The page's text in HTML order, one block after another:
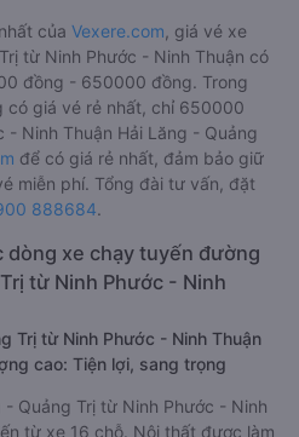
của Vexere.com , giá vé xe
từ Ninh Phước - Ninh Thuận có
đồng - 650000 đồng. Trong
có giá vé rẻ nhất, chỉ 650000
Ninh Thuận Hải Lăng - Quảng
để có giá rẻ nhất, đảm bảo giữ
miễn phí. Tổng đài tư vấn, đặt
888684.
dòng xe chạy tuyến đường
từ Ninh Phước - Ninh
Trị từ Ninh Phước - Ninh Thuận
cao: Tiện lợi, sang trọng
Quảng Trị từ Ninh Phước - Ninh
từ xe 16 chỗ. Nội thất được làm